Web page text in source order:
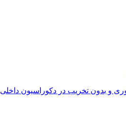
و بدون تخریب در دکوراسیون داخلی